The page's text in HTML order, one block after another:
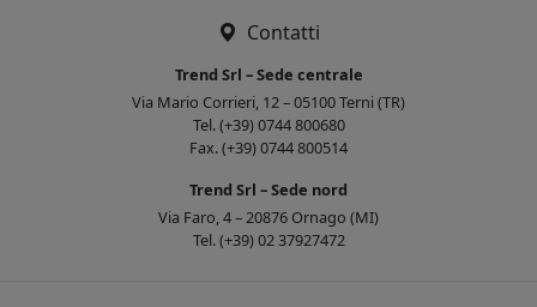
Contatti
Trend Srl – Sede centrale
Via Mario Corrieri, 12 – 05100 Terni (TR)
Tel. (+39) 0744 800680
Fax. (+39) 0744 800514
Trend Srl – Sede nord
Via Faro, 4 – 20876 Ornago (MI)
Tel. (+39) 02 37927472